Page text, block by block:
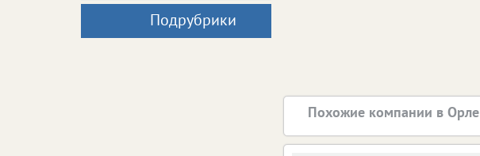
Похожие компании в Орле
Подрубрики